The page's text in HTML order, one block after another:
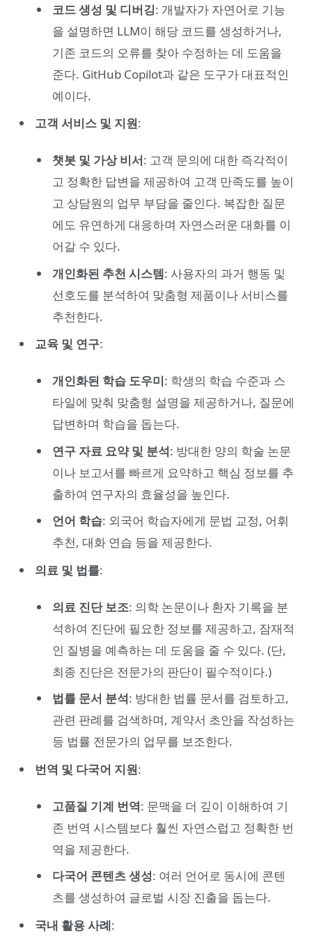
코드 생성 및 디버깅: 개발자가 자연어로 기능
을 설명하면 LLM이 해당 코드를 생성하거나,
기존 코드의 오류를 찾아 수정하는 데 도움을
준다. GitHub Copilot과 같은 도구가 대표적인
예이다.
고객 서비스 및 지원:
챗봇 및 가상 비서: 고객 문의에 대한 즉각적이
고 정확한 답변을 제공하여 고객 만족도를 높이
고 상담원의 업무 부담을 줄인다. 복잡한 질문
에도 유연하게 대응하며 자연스러운 대화를 이
어갈 수 있다.
개인화된 추천 시스템: 사용자의 과거 행동 및
선호도를 분석하여 맞춤형 제품이나 서비스를
추천한다.
교육 및 연구:
개인화된 학습 도우미: 학생의 학습 수준과 스
타일에 맞춰 맞춤형 설명을 제공하거나, 질문에
답변하며 학습을 돕는다.
연구 자료 요약 및 분석: 방대한 양의 학술 논문
이나 보고서를 빠르게 요약하고 핵심 정보를 추
출하여 연구자의 효율성을 높인다.
언어 학습: 외국어 학습자에게 문법 교정, 어휘
추천, 대화 연습 등을 제공한다.
의료 및 법률:
의료 진단 보조: 의학 논문이나 환자 기록을 분
석하여 진단에 필요한 정보를 제공하고, 잠재적
인 질병을 예측하는 데 도움을 줄 수 있다. (단,
최종 진단은 전문가의 판단이 필수적이다.)
법률 문서 분석: 방대한 법률 문서를 검토하고,
관련 판례를 검색하며, 계약서 초안을 작성하는
등 법률 전문가의 업무를 보조한다.
번역 및 다국어 지원:
고품질 기계 번역: 문맥을 더 깊이 이해하여 기
존 번역 시스템보다 훨씬 자연스럽고 정확한 번
역을 제공한다.
다국어 콘텐츠 생성: 여러 언어로 동시에 콘텐
츠를 생성하여 글로벌 시장 진출을 돕는다.
국내 활용 사례: